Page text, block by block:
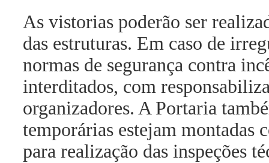
As vistorias poderão ser
das estruturas. Em caso de
normas de segurança contra
interditados, com
organizadores. A Portaria
temporárias estejam montadas
para realização das inspeções